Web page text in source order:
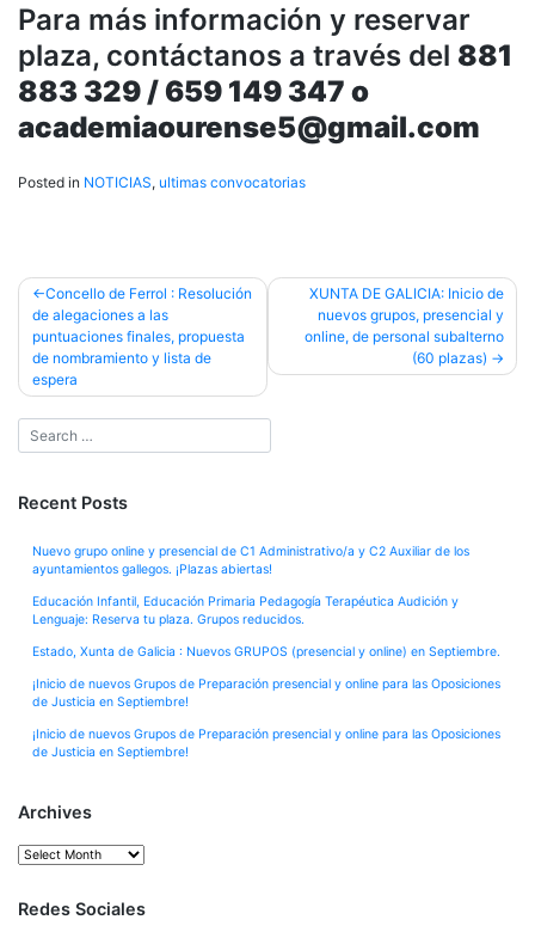
Para más información y reservar
plaza, contáctanos a través del 881
883 329 / 659 149 347 o
academiaourense5@gmail.com
Posted in NOTICIAS, ultimas convocatorias
Post
navigation
Concello de Ferrol : Resolución
de alegaciones a las
puntuaciones finales, propuesta
de nombramiento y lista de
espera
XUNTA DE GALICIA: Inicio de
nuevos grupos, presencial y
online, de personal subalterno
(60 plazas)
Recent Posts
Nuevo grupo online y presencial de C1 Administrativo/a y C2 Auxiliar de los
ayuntamientos gallegos. ¡Plazas abiertas!
Educación Infantil, Educación Primaria Pedagogía Terapéutica Audición y
Lenguaje: Reserva tu plaza. Grupos reducidos.
Estado, Xunta de Galicia : Nuevos GRUPOS (presencial y online) en Septiembre.
¡Inicio de nuevos Grupos de Preparación presencial y online para las Oposiciones
de Justicia en Septiembre!
¡Inicio de nuevos Grupos de Preparación presencial y online para las Oposiciones
de Justicia en Septiembre!
Archives
Archives
Redes Sociales